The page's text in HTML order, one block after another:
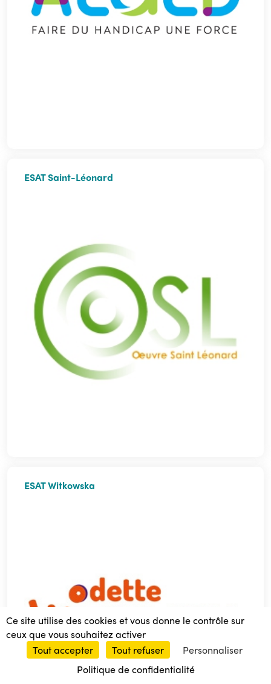
ESAT Saint-Léonard
ESAT Witkowska
accessible
Ce site utilise des cookies et vous donne le contrôle sur
ceux que vous souhaitez activer
Tout accepter
Tout refuser
Personnaliser
Politique de confidentialité